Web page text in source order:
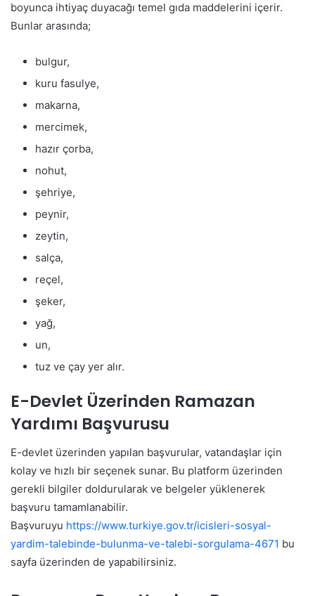
boyunca ihtiyaç duyacağı temel gıda maddelerini içerir.
Bunlar arasında;
bulgur,
kuru fasulye,
makarna,
mercimek,
hazır çorba,
nohut,
şehriye,
peynir,
zeytin,
salça,
reçel,
şeker,
yağ,
un,
tuz ve çay yer alır.
E-Devlet Üzerinden Ramazan
Yardımı Başvurusu
E-devlet üzerinden yapılan başvurular, vatandaşlar için
kolay ve hızlı bir seçenek sunar. Bu platform üzerinden
gerekli bilgiler doldurularak ve belgeler yüklenerek
başvuru tamamlanabilir.
Başvuruyu https://www.turkiye.gov.tr/icisleri-sosyal-
yardim-talebinde-bulunma-ve-talebi-sorgulama-4671 bu
sayfa üzerinden de yapabilirsiniz.